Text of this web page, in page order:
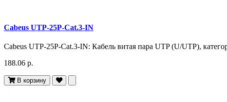
Cabeus UTP-25P-Cat.3-IN
Cabeus UTP-25P-Cat.3-IN: Кабель витая пара UTP (U/UTP),
188.06 р.
В корзину